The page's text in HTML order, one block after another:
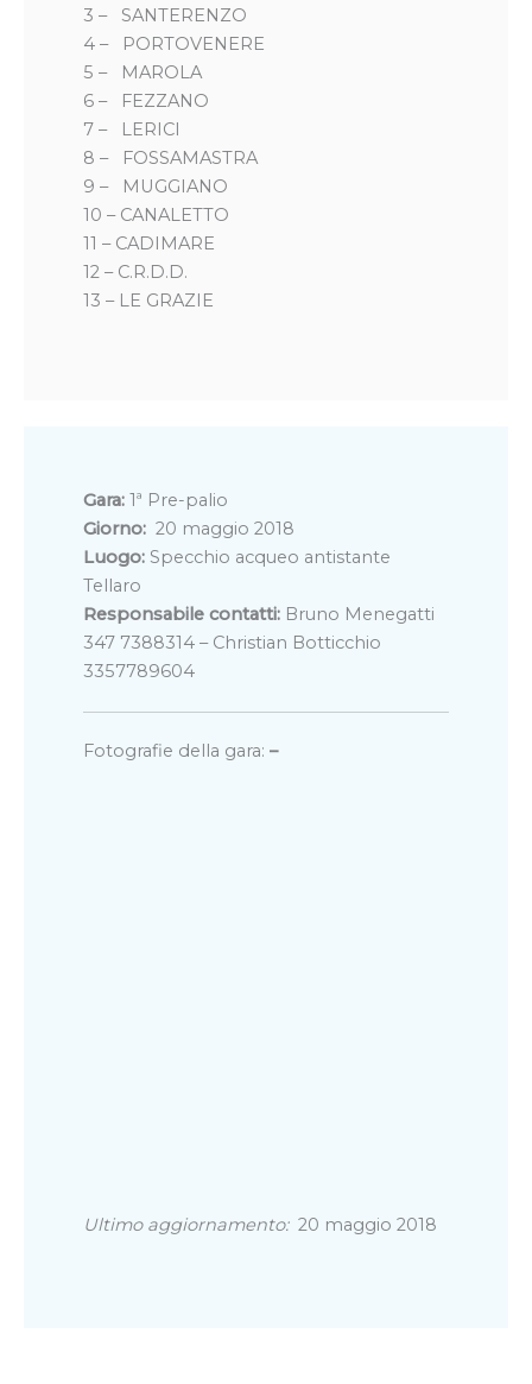
3 – SANTERENZO
4 – PORTOVENERE
5 – MAROLA
6 – FEZZANO
7 – LERICI
8 – FOSSAMASTRA
9 – MUGGIANO
10 – CANALETTO
11 – CADIMARE
12 – C.R.D.D.
13 – LE GRAZIE
Gara: 1ª Pre-palio
Giorno: 20 maggio 2018
Luogo: Specchio acqueo antistante
Tellaro
Responsabile contatti: Bruno Menegatti
‭347 7388314 – Christian Botticchio
3357789604
Fotografie della gara: –
Ultimo aggiornamento:20 maggio 2018